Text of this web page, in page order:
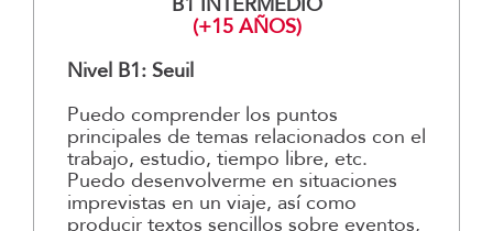
(+15 AÑOS)
Nivel B1: Seuil
Puedo comprender los puntos
principales de temas relacionados con el
trabajo, estudio, tiempo libre, etc.
Puedo desenvolverme en situaciones
imprevistas en un viaje, así como
producir textos sencillos sobre eventos,